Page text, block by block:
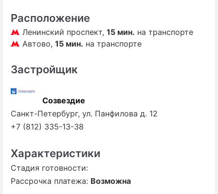
Расположение
Ленинский проспект, 15 мин. на транспорте
Автово, 15 мин. на транспорте
Застройщик
Созвездие
Санкт-Петербург, ул. Панфилова д. 12
+7 (812) 335-13-38
Характеристики
Стадия готовности:
Рассрочка платежа: Возможна